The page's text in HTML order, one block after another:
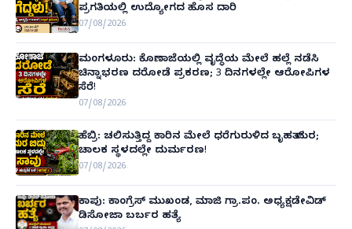
ಪ್ರಗತಿಯಲ್ಲಿ ಉದ್ಯೋಗದ ಹೊಸ ದಾರಿ
07/08/2026
ಮಂಗಳೂರು: ಕೊಣಾಜೆಯಲ್ಲಿ ವೃದ್ಧೆಯ ಮೇಲೆ ಹಲ್ಲೆ ನಡೆಸಿ
ಚಿನ್ನಾಭರಣ ದರೋಡೆ ಪ್ರಕರಣ; 3 ದಿನಗಳಲ್ಲೇ ಆರೋಪಿಗಳ
ಸೆರೆ!
07/08/2026
ಹೆಬ್ರಿ: ಚಲಿಸುತ್ತಿದ್ದ ಕಾರಿನ ಮೇಲೆ ಧರೆಗುರುಳಿದ ಬೃಹತ್ ಮರ;
ಚಾಲಕ ಸ್ಥಳದಲ್ಲೇ ದುರ್ಮರಣ!
07/08/2026
ಕಾಪು: ಕಾಂಗ್ರೆಸ್ ಮುಖಂಡ, ಮಾಜಿ ಗ್ರಾ.ಪಂ. ಅಧ್ಯಕ್ಷಡೇವಿಡ್
ಡಿಸೋಜಾ ಬರ್ಬರ ಹತ್ಯೆ